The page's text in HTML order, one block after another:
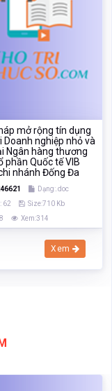
mở rộng tín dụng
Doanh nghiệp nhỏ và
Ngân hàng thương
phần Quốc tế VIB
nhánh Đống Đa
Dạng:.doc
62
Size:710 Kb
Xem:314
Xem